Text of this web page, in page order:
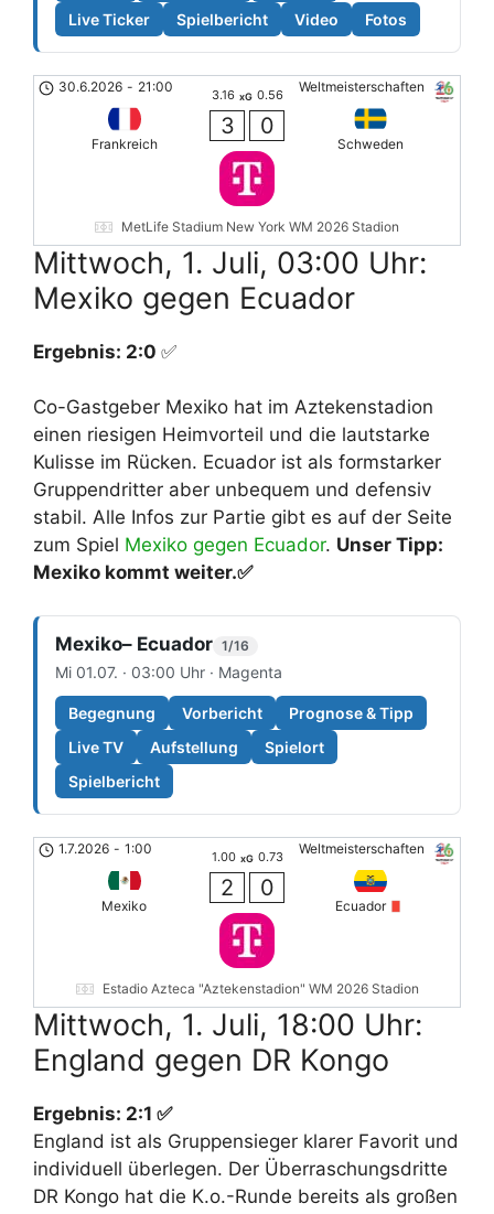
Live Ticker
Spielbericht Video Fotos
Weltmeisterschaften
30.6.2026 - 21:00
Frankreich
3.16 xG 0.56
3 0
Schweden
MetLife Stadium New York WM 2026 Stadion
Mittwoch, 1. Juli, 03:00 Uhr:
Mexiko gegen Ecuador
Ergebnis: 2:0 ✅
Co-Gastgeber Mexiko hat im Aztekenstadion
einen riesigen Heimvorteil und die lautstarke
Kulisse im Rücken. Ecuador ist als formstarker
Gruppendritter aber unbequem und defensiv
stabil. Alle Infos zur Partie gibt es auf der Seite
zum Spiel Mexiko gegen Ecuador. Unser Tipp:
Mexiko kommt weiter.✅
Mexiko– Ecuador 1/16
Mi 01.07. · 03:00 Uhr · Magenta
Begegnung Vorbericht
Prognose & Tipp
Live TV
Aufstellung
Spielort
Spielbericht
Weltmeisterschaften
1.7.2026 - 1:00
Mexiko
1.00 xG 0.73
2 0
Ecuador
Estadio Azteca "Aztekenstadion" WM 2026 Stadion
Mittwoch, 1. Juli, 18:00 Uhr:
England gegen DR Kongo
Ergebnis: 2:1 ✅
England ist als Gruppensieger klarer Favorit und
individuell überlegen. Der Überraschungsdritte
DR Kongo hat die K.o.-Runde bereits als großen